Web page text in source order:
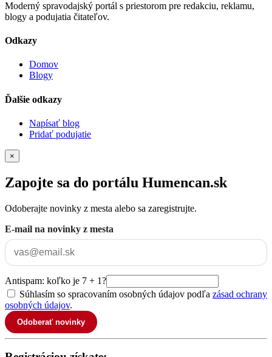
Moderný spravodajský portál s priestorom pre redakciu, reklamu,
blogy a podujatia čitateľov.
Odkazy
Domov
Blogy
Ďalšie odkazy
Napísať blog
Pridať podujatie
×
Zapojte sa do portálu Humencan.sk
Odoberajte novinky z mesta alebo sa zaregistrujte.
E-mail na novinky z mesta
Antispam: koľko je 7 + 1?
Súhlasím so spracovaním osobných údajov podľa zásad ochrany
osobných údajov.
Odoberať novinky